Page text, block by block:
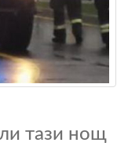
тази нощ